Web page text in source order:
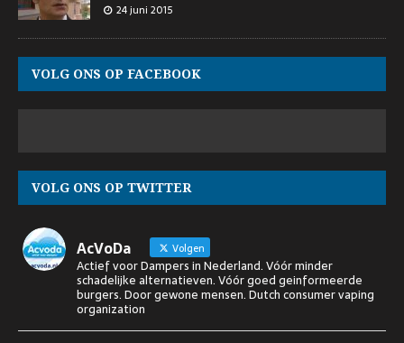
24 juni 2015
VOLG ONS OP FACEBOOK
VOLG ONS OP TWITTER
AcVoDa Volgen
Actief voor Dampers in Nederland. Vóór minder
schadelijke alternatieven. Vóór goed geinformeerde
burgers. Door gewone mensen. Dutch consumer vaping
organization